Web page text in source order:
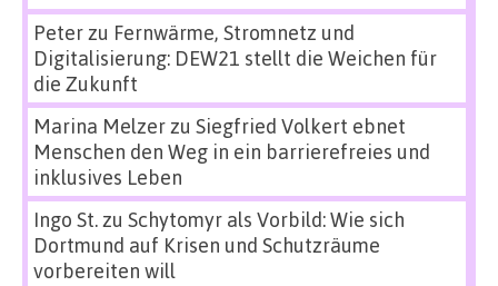
Peterzu Fernwärme, Stromnetz und
Digitalisierung: DEW21 stellt die Weichen für
die Zukunft
Marina Melzerzu Siegfried Volkert ebnet
Menschen den Weg in ein barrierefreies und
inklusives Leben
Ingo St.zu Schytomyr als Vorbild: Wie sich
Dortmund auf Krisen und Schutzräume
vorbereiten will